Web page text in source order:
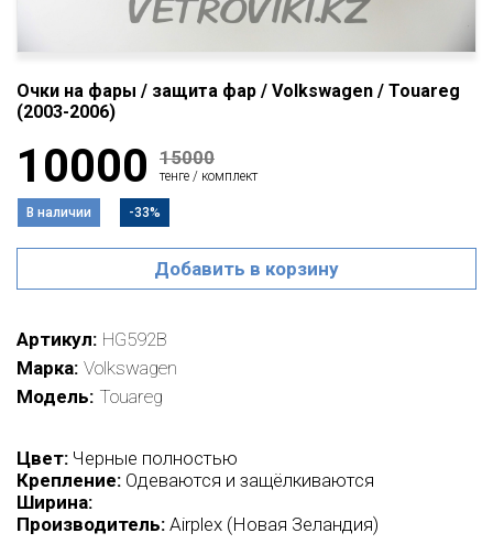
Очки на фары / защита фар / Volkswagen / Touareg
(2003-2006)
10000 15000
тенге / комплект
В наличии -33%
Добавить в корзину
Артикул HG592B
Марка Volkswagen
Модель Touareg
Цвет: Черные полностью
Крепление: Одеваются и защёлкиваются
Ширина:
Производитель: Airplex (Новая Зеландия)